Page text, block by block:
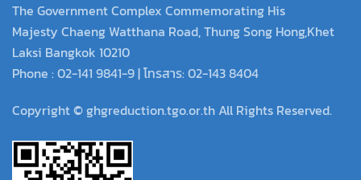
The Government Complex Commemorating His
Majesty Chaeng Watthana Road, Thung Song Hong,Khet
Laksi Bangkok 10210
Phone : 02-141 9841-9 | โทรสาร: 02-143 8404
Copyright © ghgreduction.tgo.or.th All Rights Reserved.